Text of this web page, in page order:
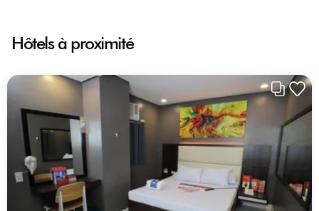
Hôtels à proximité